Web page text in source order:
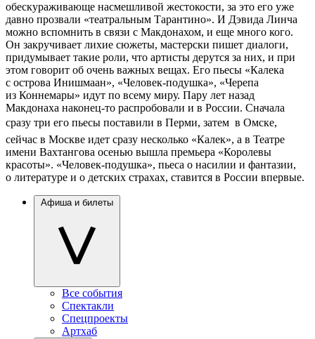
обескураживающе насмешливой жестокости, за это его уже
давно прозвали «театральным Тарантино». И Дэвида Линча
можно вспомнить в связи с Макдонахом, и еще много кого.
Он закручивает лихие сюжеты, мастерски пишет диалоги,
придумывает такие роли, что артисты дерутся за них, и при
этом говорит об очень важных вещах. Его пьесы «Калека
с острова Инишмаан», «Человек-подушка», «Черепа
из Коннемары» идут по всему миру. Пару лет назад
Макдонаха наконец-то распробовали и в России. Сначала
сразу три его пьесы поставили в Перми, затем  в Омске,
сейчас в Москве идет сразу несколько «Калек», а в Театре
имени Вахтангова осенью вышла премьера «Королевы
красоты». «Человек-подушка», пьеса о насилии и фантазии,
о литературе и о детских страхах, ставится в России впервые.
Афиша и билеты
Все события
Спектакли
Спецпроекты
Артхаб